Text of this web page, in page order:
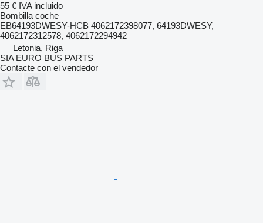
55 € IVA incluido
Bombilla coche
EB64193DWESY-HCB 4062172398077, 64193DWESY,
4062172312578, 4062172294942
Letonia, Riga
SIA EURO BUS PARTS
Contacte con el vendedor